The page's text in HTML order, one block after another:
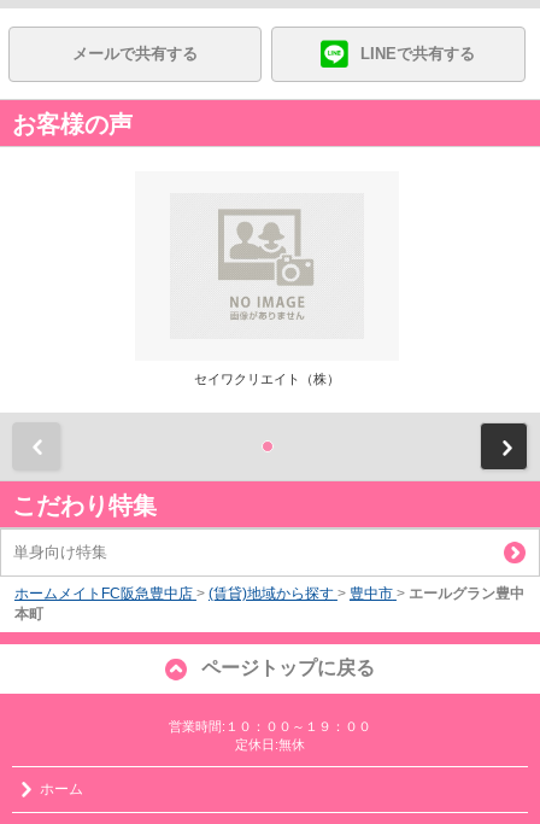
メールで共有する LINEで共有する
お客様の声
セイワクリエイト（株）
こだわり特集
単身向け特集
ホームメイトFC阪急豊中店 > (賃貸)地域から探す > 豊中市 > エールグラン豊中
本町
ページトップに戻る
営業時間:１０：００～１９：００
定休日:無休
ホーム